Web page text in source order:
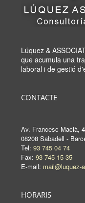
Lúquez &
que acumula una
laboral i de gestió
CONTACTE
Av. Francesc Macià,
08208 Sabadell -
Tel: 93 745 04 74
Fax: 93 745 15 35
E-mail: mail@luquez-
HORARIS